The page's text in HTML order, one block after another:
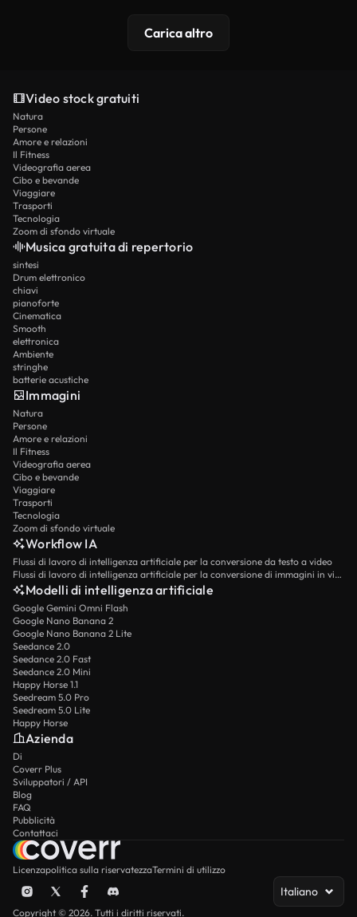
Carica altro
Video stock gratuiti
Natura
Persone
Amore e relazioni
Il Fitness
Videografia aerea
Cibo e bevande
Viaggiare
Trasporti
Tecnologia
Zoom di sfondo virtuale
Musica gratuita di repertorio
sintesi
Drum elettronico
chiavi
pianoforte
Cinematica
Smooth
elettronica
Ambiente
stringhe
batterie acustiche
Immagini
Natura
Persone
Amore e relazioni
Il Fitness
Videografia aerea
Cibo e bevande
Viaggiare
Trasporti
Tecnologia
Zoom di sfondo virtuale
Workflow IA
Flussi di lavoro di intelligenza artificiale per la conversione da testo a video
Flussi di lavoro di intelligenza artificiale per la conversione di immagini in video
Modelli di intelligenza artificiale
Google Gemini Omni Flash
Google Nano Banana 2
Google Nano Banana 2 Lite
Seedance 2.0
Seedance 2.0 Fast
Seedance 2.0 Mini
Happy Horse 1.1
Seedream 5.0 Pro
Seedream 5.0 Lite
Happy Horse
Azienda
Di
Coverr Plus
Sviluppatori / API
Blog
FAQ
Pubblicità
Contattaci
Licenzapolitica sulla riservatezzaTermini di utilizzo
Italiano
Copyright © 2026. Tutti i diritti riservati.